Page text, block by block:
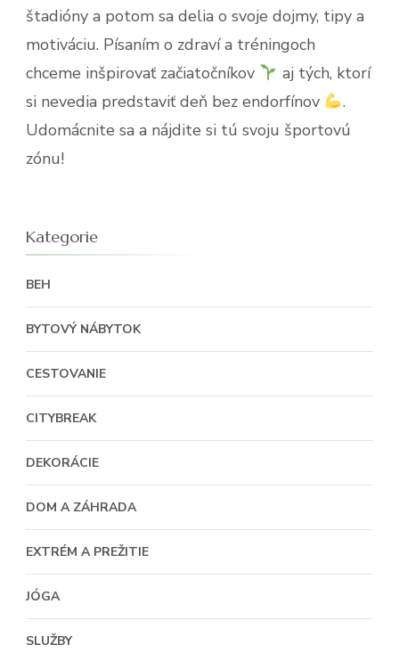
štadióny a potom sa delia o svoje dojmy, tipy a
motiváciu. Písaním o zdraví a tréningoch
chceme inšpirovať začiatočníkov
aj tých, ktorí
si nevedia predstaviť deň bez endorfínov
.
Udomácnite sa a nájdite si tú svoju športovú
zónu!
Kategorie
BEH
BYTOVÝ NÁBYTOK
CESTOVANIE
CITYBREAK
DEKORÁCIE
DOM A ZÁHRADA
EXTRÉM A PREŽITIE
JÓGA
SLUŽBY